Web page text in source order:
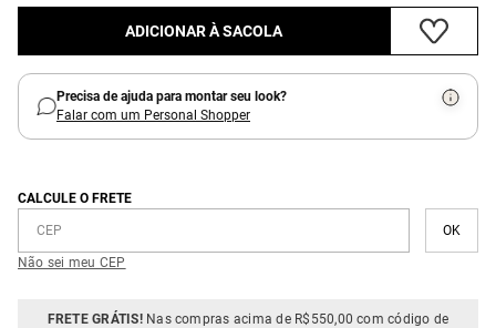
ADICIONAR À SACOLA
Precisa de ajuda para montar seu look?
Falar com um Personal Shopper
CALCULE O FRETE
Não sei meu CEP
FRETE GRÁTIS!Nas compras acima de R$550,00 com código de